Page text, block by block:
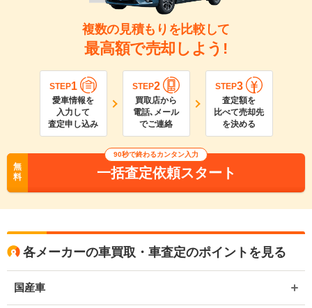
複数の見積もりを比較して
最高額で売却しよう!
STEP1
愛車情報を
入力して
査定申し込み
STEP2
買取店から
電話､メール
でご連絡
STEP3
査定額を
比べて売却先
を決める
無
料
90秒で終わるカンタン入力
一括査定依頼スタート
各メーカーの車買取・車査定のポイントを見る
国産車